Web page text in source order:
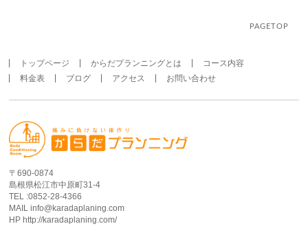
PAGETOP
トップページ からだプランニングとは
コース内容
料金表
ブログ アクセス お問い合わせ
〒690-0874
島根県松江市中原町31-4
TEL :0852-28-4366
MAIL info@karadaplaning.com
HP http://karadaplaning.com/